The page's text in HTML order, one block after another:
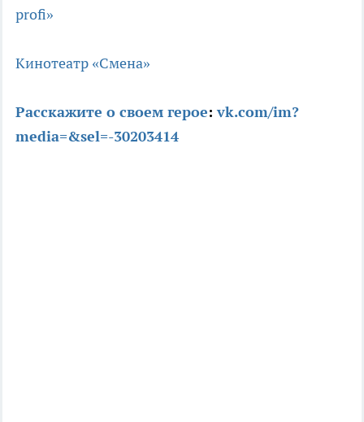
profi»
Кинотеатр «Смена»
Расскажите о своем герое:vk.com/im?
media=&sel=-30203414